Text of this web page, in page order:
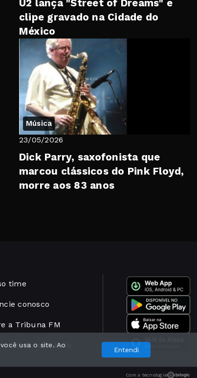
U2 lança "Street of Dreams" e
clipe gravado na Cidade do
México
Música
23/05/2026
Dick Parry, saxofonista que
marcou clássicos do Pink Floyd,
morre aos 83 anos
time
conosco
a Tribuna FM
de privacidade
Com a tecnologia
usa o site. Ao
Entendi